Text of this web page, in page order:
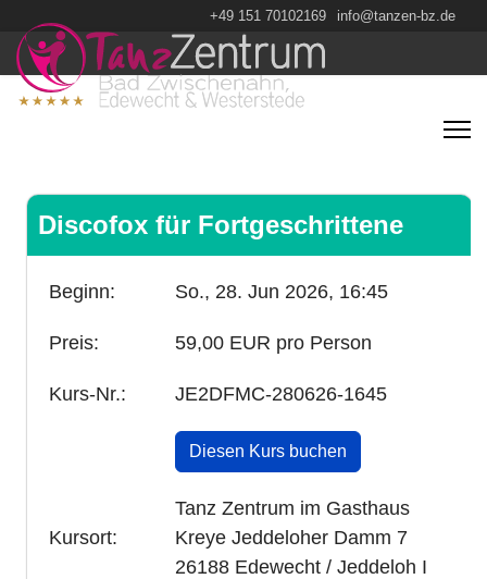
+49 151 70102169 info@tanzen-bz.de
Discofox für Fortgeschrittene
Beginn: So., 28. Jun 2026, 16:45
Preis: 59,00 EUR pro Person
Kurs-Nr.: JE2DFMC-280626-1645
Diesen Kurs buchen
Kursort:
Tanz Zentrum im Gasthaus
Kreye Jeddeloher Damm 7
26188 Edewecht / Jeddeloh I